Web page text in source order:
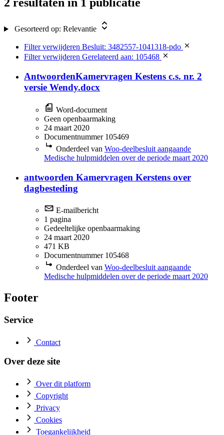
2 resultaten in 1 publicatie
Gesorteerd op: Relevantie
Filter verwijderen Besluit: 3482557-1041318-pdo
Filter verwijderen Gerelateerd aan: 105468
AntwoordenKamervragen Kestens c.s. nr. 2
versie Wendy.docx
Word-document
Geen openbaarmaking
24 maart 2020
Documentnummer 105469
Onderdeel van Woo-deelbesluit aangaande
Medische hulpmiddelen over de periode maart 2020
antwoorden Kamervragen Kerstens over
dagbesteding
E-mailbericht
1 pagina
Gedeeltelijke openbaarmaking
24 maart 2020
471 KB
Documentnummer 105468
Onderdeel van Woo-deelbesluit aangaande
Medische hulpmiddelen over de periode maart 2020
Footer
Service
Contact
Over deze site
Over dit platform
Copyright
Privacy
Cookies
Toegankelijkheid